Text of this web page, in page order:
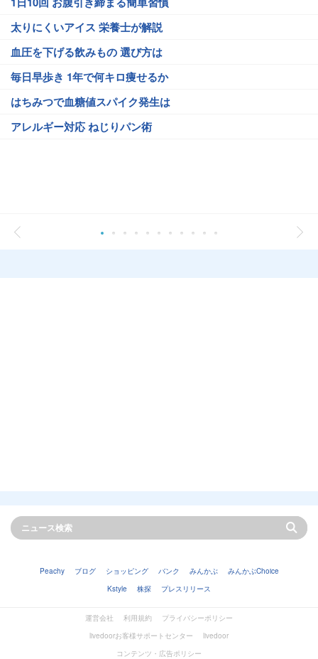
太りにくいアイス 栄養士が解説
血圧を下げる飲みもの 選び方は
毎日早歩き 1年で何キロ痩せるか
はちみつで血糖値スパイク発生は
アレルギー対応 ねじりパン術
Peachy ブログ ショッピング バンク みんかぶ
みんかぶChoice
Kstyle
株探 プレスリリース
運営会社 利用規約
プライバシーポリシー
livedoorお客様サポートセンター
livedoor
コンテンツ・広告ポリシー